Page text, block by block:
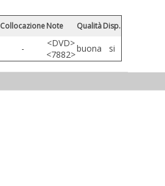
CollocazioneNote QualitàDisp.
-
<DVD>
<7882>
buona si